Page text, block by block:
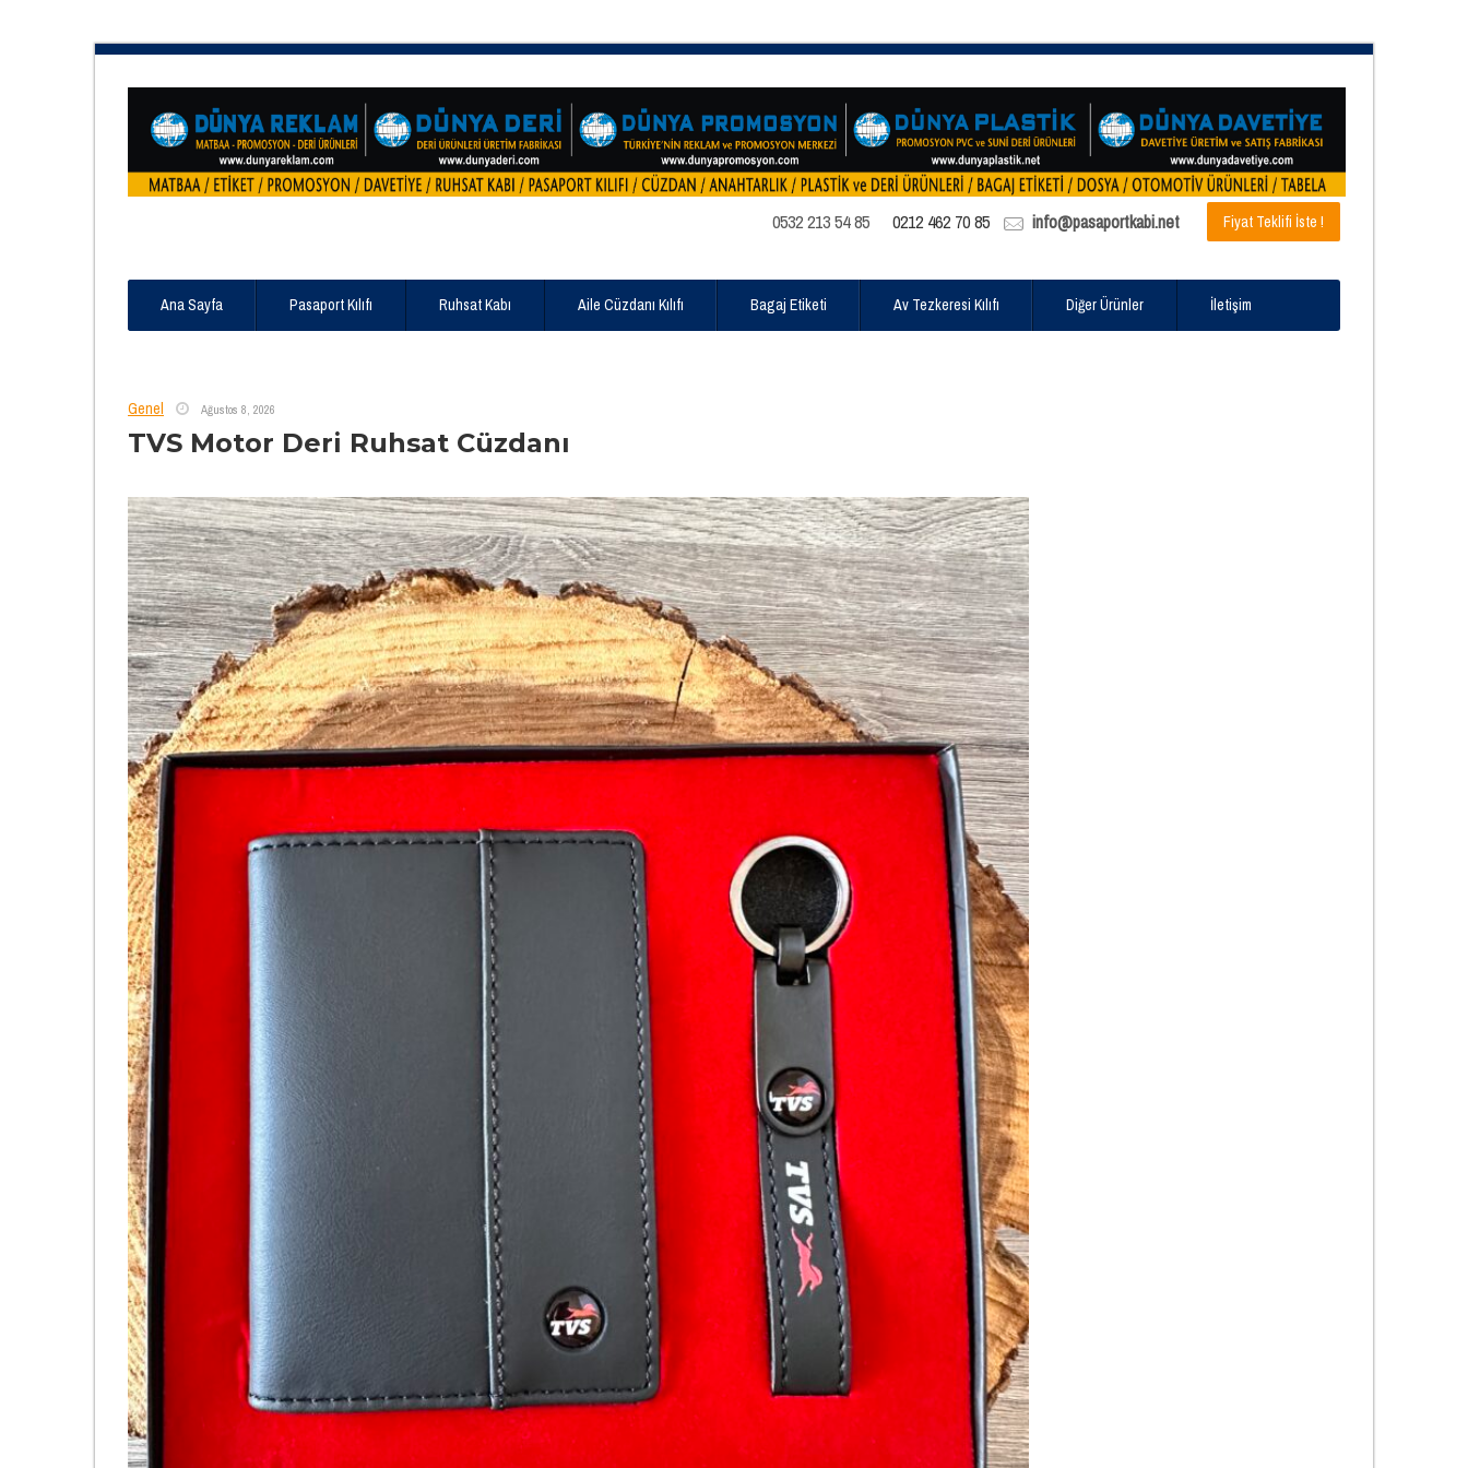
0532 213 54 85 0212 462 70 85 info@pasaportkabi.net Fiyat Teklifi İste !
Ana Sayfa Pasaport Kılıfı Ruhsat Kabı Aile Cüzdanı Kılıfı Bagaj Etiketi Av Tezkeresi Kılıfı Diğer Ürünler İletişim
Genel Ağustos 8, 2026
TVS Motor Deri Ruhsat Cüzdanı